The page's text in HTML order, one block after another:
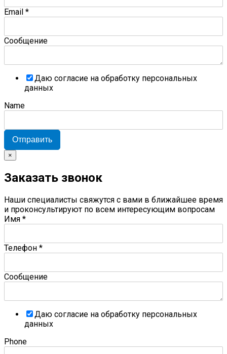
Email *
Сообщение
Даю согласие на обработку персональных
данных
Name
Отправить
×
Заказать звонок
Наши специалисты свяжутся с вами в ближайшее время
и проконсультируют по всем интересующим вопросам
Имя *
Телефон *
Сообщение
Даю согласие на обработку персональных
данных
Phone